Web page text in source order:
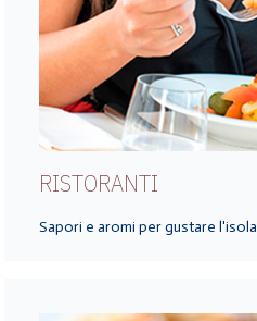
RISTORANTI
Sapori e aromi per gustare l'isola